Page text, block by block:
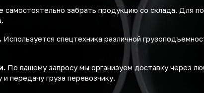
забрать продукцию со склада. Для
Используется спецтехника различной
По вашему запросу мы организуем доставку через
передачу груза перевозчику.